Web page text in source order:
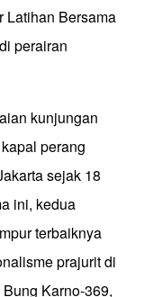
Latihan Bersama
perairan
kunjungan
perang
sejak 18
ini, kedua
terbaiknya
prajurit di
Karno-369,